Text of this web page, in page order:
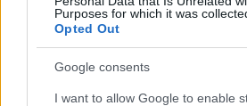
Purposes for which it was
Opted Out
Google consents
I want to allow Google to enable